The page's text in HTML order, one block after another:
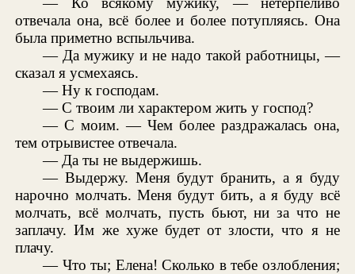
отвечала она, всё более и более потупляясь. Она
была приметно вспыльчива.
— Да мужику и не надо такой работницы, —
сказал я усмехаясь.
— Ну к господам.
— С твоим ли характером жить у господ?
— С моим. — Чем более раздражалась она,
тем отрывистее отвечала.
— Да ты не выдержишь.
— Выдержу. Меня будут бранить, а я буду
нарочно молчать. Меня будут бить, а я буду всё
молчать, всё молчать, пусть бьют, ни за что не
заплачу. Им же хуже будет от злости, что я не
плачу.
— Что ты; Елена! Сколько в тебе озлобления;